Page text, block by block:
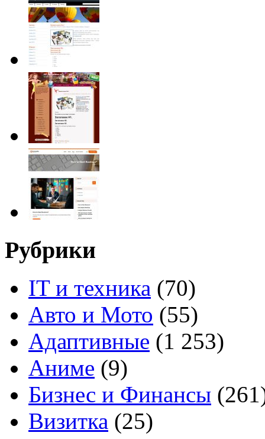
Рубрики
IT и техника (70)
Авто и Мото (55)
Адаптивные (1 253)
Аниме (9)
Бизнес и Финансы
Визитка (25)